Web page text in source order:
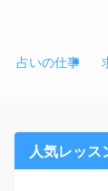
占いの仕事
人気レッス